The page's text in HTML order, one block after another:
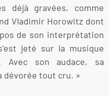
déjà gravées, comme
Vladimir Horowitz dont
de son interprétation
jeté sur la musique
Avec son audace, sa
dévorée tout cru. »